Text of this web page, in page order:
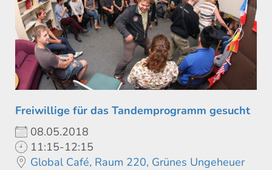
Freiwillige für das Tandemprogramm gesucht
08.05.2018
11:15-12:15
Global Café, Raum 220, Grünes Ungeheuer